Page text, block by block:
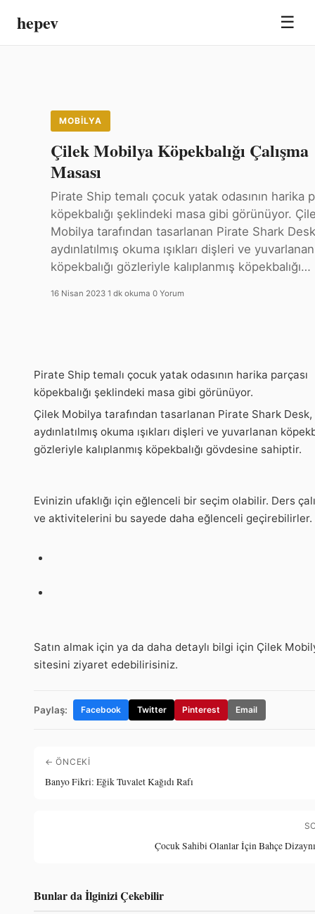
hepev ☰
MOBILYA
Çilek Mobilya Köpekbalığı Çalışma
Masası
Pirate Ship temalı çocuk yatak odasının harika
köpekbalığı şeklindeki masa gibi görünüyor.
Mobilya tarafından tasarlanan Pirate Shark
aydınlatılmış okuma ışıkları dişleri ve yuvarlanan
köpekbalığı gözleriyle kalıplanmış köpekbalığı…
16 Nisan 2023 1 dk okuma 0 Yorum
Pirate Ship temalı çocuk yatak odasının harika parçası
köpekbalığı şeklindeki masa gibi görünüyor.
Çilek Mobilya tarafından tasarlanan Pirate Shark Desk,
aydınlatılmış okuma ışıkları dişleri ve yuvarlanan
gözleriyle kalıplanmış köpekbalığı gövdesine sahiptir.
Evinizin ufaklığı için eğlenceli bir seçim olabilir. Ders
ve aktivitelerini bu sayede daha eğlenceli geçirebilirler.
Satın almak için ya da daha detaylı bilgi için Çilek
sitesini ziyaret edebilirisiniz.
Paylaş: Facebook Twitter Pinterest Email
← ÖNCEKI
Banyo Fikri: Eğik Tuvalet Kağıdı Rafı
Çocuk Sahibi Olanlar İçin Bahçe
Bunlar da İlginizi Çekebilir